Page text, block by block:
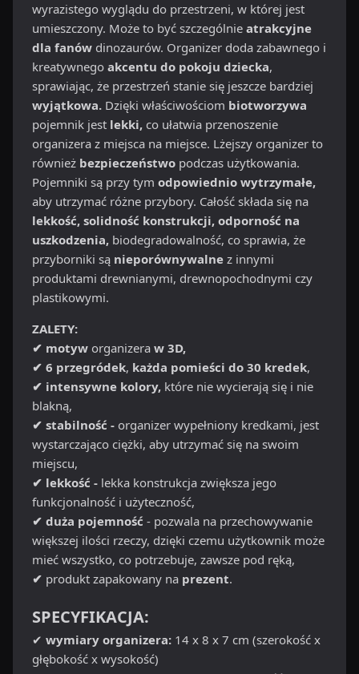
wyrazistego wyglądu do przestrzeni, w której jest
umieszczony. Może to być szczególnie atrakcyjne
dla fanów dinozaurów. Organizer doda zabawnego i
kreatywnego akcentu do pokoju dziecka,
sprawiając, że przestrzeń stanie się jeszcze bardziej
wyjątkowa. Dzięki właściwościom biotworzywa
pojemnik jest lekki, co ułatwia przenoszenie
organizera z miejsca na miejsce. Lżejszy organizer to
również bezpieczeństwo podczas użytkowania.
Pojemniki są przy tym odpowiednio wytrzymałe,
aby utrzymać różne przybory. Całość składa się na
lekkość, solidność konstrukcji, odporność na
uszkodzenia, biodegradowalność, co sprawia, że
przyborniki są nieporównywalne z innymi
produktami drewnianymi, drewnopochodnymi czy
plastikowymi.
ZALETY:
✔ motyw organizera w 3D,
✔ 6 przegródek, każda pomieści do 30 kredek,
✔ intensywne kolory, które nie wycierają się i nie
blakną,
✔ stabilność - organizer wypełniony kredkami, jest
wystarczająco ciężki, aby utrzymać się na swoim
miejscu,
✔ lekkość - lekka konstrukcja zwiększa jego
funkcjonalność i użyteczność,
✔ duża pojemność - pozwala na przechowywanie
większej ilości rzeczy, dzięki czemu użytkownik może
mieć wszystko, co potrzebuje, zawsze pod ręką,
✔ produkt zapakowany na prezent.
SPECYFIKACJA:
✔ wymiary organizera: 14 x 8 x 7 cm (szerokość x
głębokość x wysokość)